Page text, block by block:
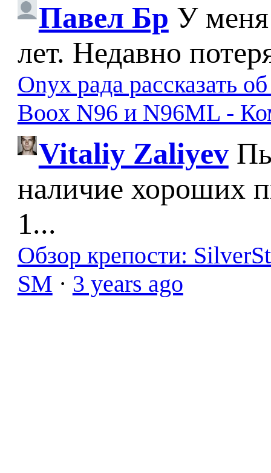
Павел Бр У меня
лет. Недавно
Onyx рада рассказать
Boox N96 и N96ML -
Vitaliy Zaliyev
наличие хороших
1...
Обзор крепости:
SM · 3 years ago